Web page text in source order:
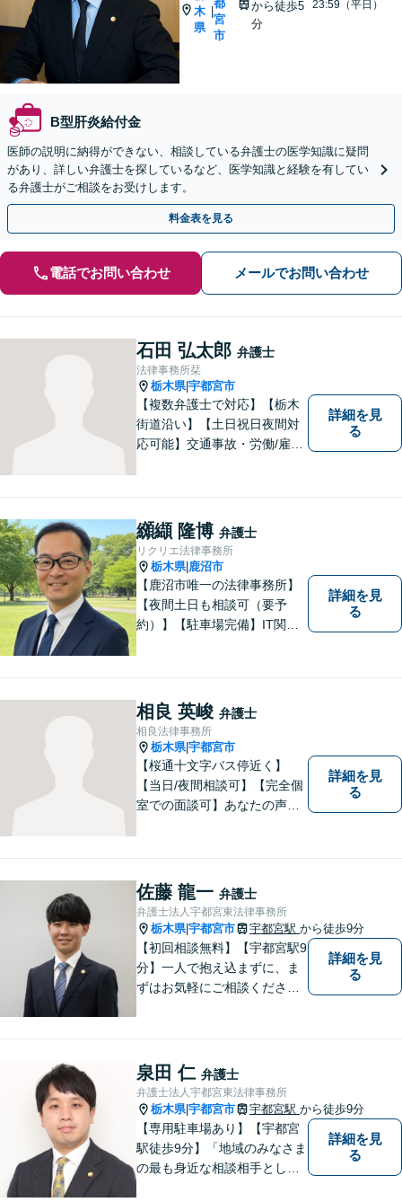
木
県
|
都
宮
市
から徒歩5
分
23:59（平日）
B型肝炎給付金
医師の説明に納得ができない、相談している弁護士の医学知識に疑問
があり、詳しい弁護士を探しているなど、医学知識と経験を有してい
る弁護士がご相談をお受けします。
料金表を見る
電話でお問い合わせ メールでお問い合わせ
石田 弘太郎 弁護士
法律事務所栞
栃木県|宇都宮市
【複数弁護士で対応】【栃木
街道沿い】【土日祝日夜間対
応可能】交通事故・労働/雇用
す。是非一度ご相談くださ
い。
詳細を見
る
纐纈 隆博 弁護士
リクリエ法律事務所
栃木県| 鹿沼市
【鹿沼市唯一の法律事務所】
【夜間土日も相談可（要予
約）】【駐車場完備】IT関連
ております。お気軽にお問合
せ下さい。
詳細を見
る
相良 英峻 弁護士
相良法律事務所
栃木県|宇都宮市
【桜通十文字バス停近く】
【当日/夜間相談可】【完全個
室での面談可】あなたの声を
す。 事務所HPもご覧くださ
い。 https://sagara-law-office.j
p/
詳細を見
る
佐藤 龍一 弁護士
弁護士法人宇都宮東法律事務所
栃木県|宇都宮市 宇都宮駅 から徒歩9分
【初回相談無料】【宇都宮駅9
分】一人で抱え込まずに、ま
ずはお気軽にご相談くださ
詳細を見
る
泉田 仁 弁護士
弁護士法人宇都宮東法律事務所
栃木県|宇都宮市 宇都宮駅 から徒歩9分
【専用駐車場あり】【宇都宮
駅徒歩9分】「地域のみなさま
の最も身近な相談相手として
詳細を見
る